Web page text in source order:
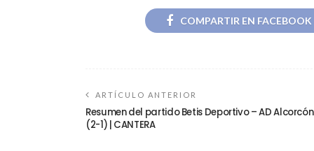
COMPARTIR EN FACEBOOK
ARTÍCULO ANTERIOR
Resumen del partido Betis Deportivo – AD Alcorcón
(2-1) | CANTERA